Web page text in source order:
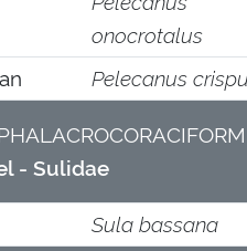
onocrotalus
Pelecanus
- Sulidae
Sula bassana